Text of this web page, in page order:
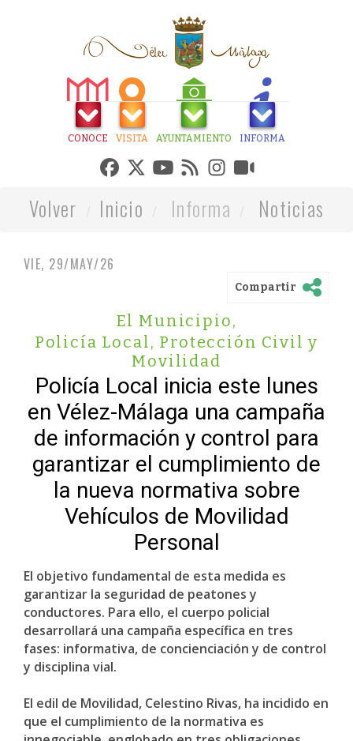
CONOCE VISITA AYUNTAMIENTO INFORMA
Volver Inicio Informa Noticias
VIE, 29/MAY/26
Compartir
El Municipio,
Policía Local, Protección Civil y
Movilidad
Policía Local inicia este lunes
en Vélez-Málaga una campaña
de información y control para
garantizar el cumplimiento de
la nueva normativa sobre
Vehículos de Movilidad
Personal
El objetivo fundamental de esta medida es
garantizar la seguridad de peatones y
conductores. Para ello, el cuerpo policial
desarrollará una campaña específica en tres
fases: informativa, de concienciación y de control
y disciplina vial.
El edil de Movilidad, Celestino Rivas, ha incidido en
que el cumplimiento de la normativa es